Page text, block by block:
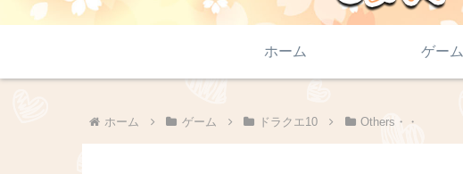
ホーム ゲーム
ホーム ゲーム ドラクエ10 Others・・